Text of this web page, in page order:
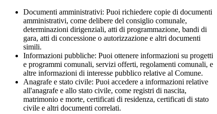
Documenti amministrativi: Puoi richiedere copie di documenti
amministrativi, come delibere del consiglio comunale,
determinazioni dirigenziali, atti di programmazione, bandi di
gara, atti di concessione o autorizzazione e altri documenti
simili.
Informazioni pubbliche: Puoi ottenere informazioni su progetti
e programmi comunali, servizi offerti, regolamenti comunali, e
altre informazioni di interesse pubblico relative al Comune.
Anagrafe e stato civile: Puoi accedere a informazioni relative
all'anagrafe e allo stato civile, come registri di nascita,
matrimonio e morte, certificati di residenza, certificati di stato
civile e altri documenti correlati.